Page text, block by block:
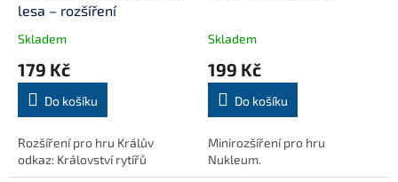
lesa – rozšíření
Skladem
179 Kč
Do košíku
Rozšíření pro hru Králův
odkaz: Království rytířů
Skladem
199 Kč
Do košíku
Minirozšíření pro hru
Nukleum.